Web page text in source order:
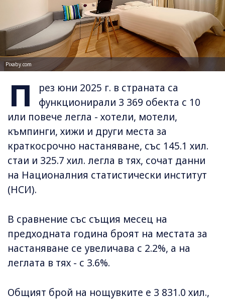
Pixaby.com
П
рез юни 2025 г. в страната са
функционирали 3 369 обекта с 10
или повече легла - хотели, мотели,
къмпинги, хижи и други места за
краткосрочно настаняване, със 145.1 хил.
стаи и 325.7 хил. легла в тях, сочат данни
на Националния статистически институт
(НСИ).
В сравнение със същия месец на
предходната година броят на местата за
настаняване се увеличава с 2.2%, а на
леглата в тях - с 3.6%.
Общият брой на нощувките е 3 831.0 хил.,